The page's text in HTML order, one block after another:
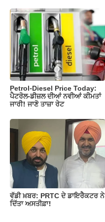
Petrol-Diesel Price Today:
ਪੈਟਰੋਲ-ਡੀਜ਼ਲ ਦੀਆਂ ਨਵੀਆਂ ਕੀਮਤਾਂ
ਜਾਰੀ! ਜਾਣੋ ਤਾਜ਼ਾ ਰੇਟ
ਵੱਡੀ ਖ਼ਬਰ: PRTC ਦੇ ਡਾਇਰੈਕਟਰ ਨੇ
ਦਿੱਤਾ ਅਸਤੀਫ਼ਾ!